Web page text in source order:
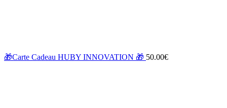
🎁Carte Cadeau HUBY INNOVATION 🎁 50.00€